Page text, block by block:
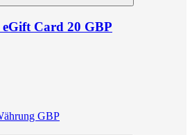
Card 20 GBP
GBP